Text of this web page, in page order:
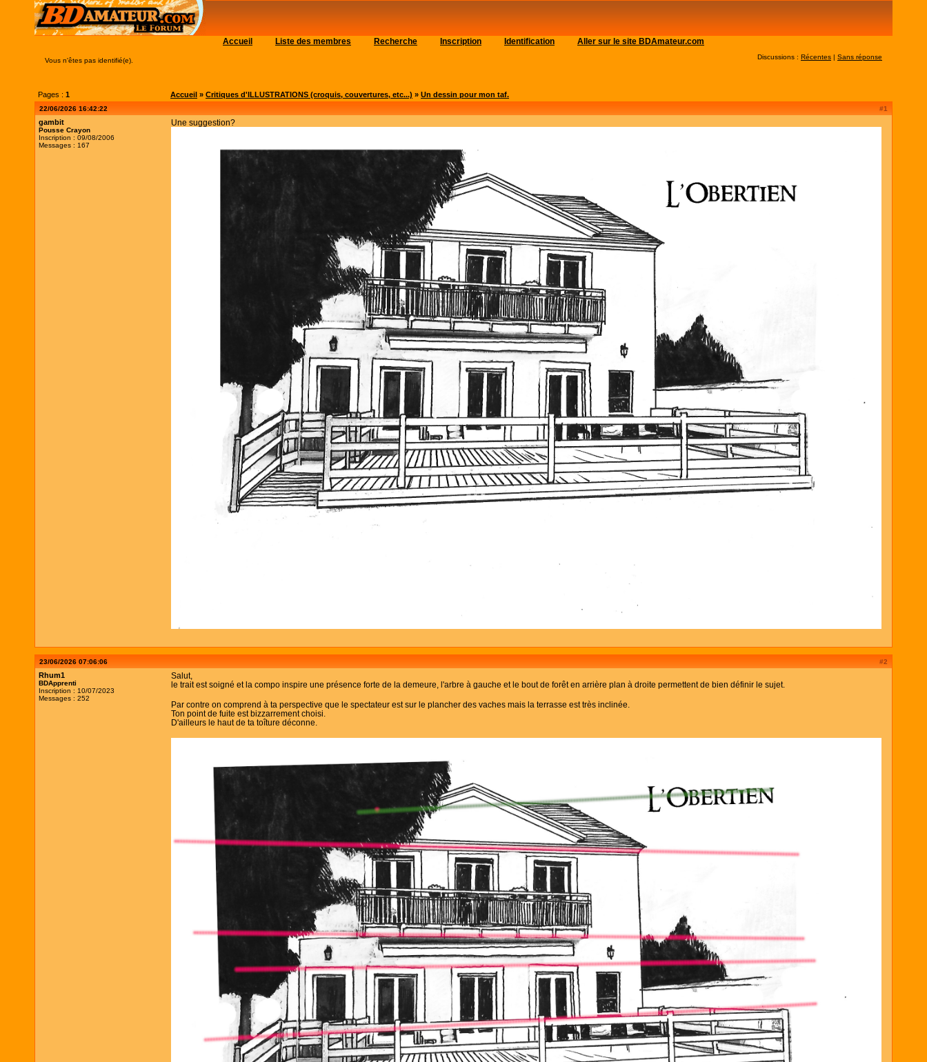
Accueil Liste des membres Recherche Inscription Identification Aller sur le site BDAmateur.com
Vous n'êtes pas identifié(e). Discussions : Récentes | Sans réponse
Pages : 1 Accueil » Critiques d'ILLUSTRATIONS (croquis, couvertures, etc...) » Un dessin pour mon taf.
#1
22/06/2026 16:42:22
gambit
Pousse Crayon
Inscription : 09/08/2006
Messages : 167
Une suggestion?
#2
23/06/2026 07:06:06
Rhum1
BDApprenti
Inscription : 10/07/2023
Messages : 252
Salut,
le trait est soigné et la compo inspire une présence forte de la demeure, l'arbre à gauche et le bout de forêt en arrière plan à droite permettent de bien définir le sujet.
Par contre on comprend à ta perspective que le spectateur est sur le plancher des vaches mais la terrasse est très inclinée.
Ton point de fuite est bizzarrement choisi.
D'ailleurs le haut de ta toîture déconne.